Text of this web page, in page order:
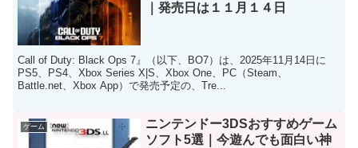
｜発売日は１１月１４日
Call of Duty: Black Ops 7』（以下、BO7）は、2025年11月14日に
PS5、PS4、Xbox Series X|S、Xbox One、PC（Steam、
Battle.net、Xbox App）で発売予定の、Tre...
ゲーム
ニンテンドー3DSおすすめゲーム
ソフト5選｜今遊んでも面白い神